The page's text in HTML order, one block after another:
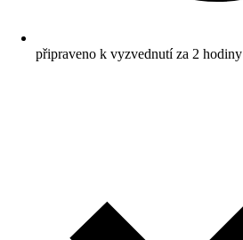
připraveno k vyzvednutí za 2 hodiny